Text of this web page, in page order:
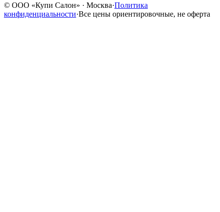
© ООО «Купи Салон» · Москва·Политика
конфиденциальности·Все цены ориентировочные, не оферта